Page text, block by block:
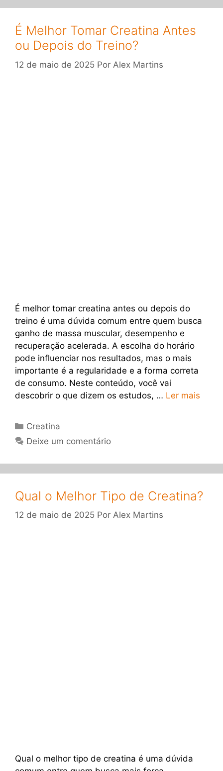
É Melhor Tomar Creatina Antes
ou Depois do Treino?
12 de maio de 2025 Por Alex Martins
É melhor tomar creatina antes ou depois do
treino é uma dúvida comum entre quem busca
ganho de massa muscular, desempenho e
recuperação acelerada. A escolha do horário
pode influenciar nos resultados, mas o mais
importante é a regularidade e a forma correta
de consumo. Neste conteúdo, você vai
descobrir o que dizem os estudos, … Ler mais
Categorias
Creatina
Deixe um comentário
Qual o Melhor Tipo de Creatina?
12 de maio de 2025 Por Alex Martins
Qual o melhor tipo de creatina é uma dúvida